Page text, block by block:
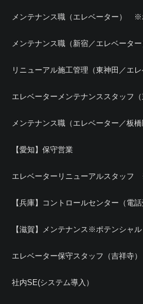
メンテナンス職（エレベーター） ※
メンテナンス職（新宿／エレベータ
リニューアル施工管理（東神田／エ
エレベーターメンテナンススタッ
メンテナンス職（エレベーター／板橋
【愛知】保守営業
エレベーターリニューアルスタッ
【兵庫】コントロールセンター（電話
【滋賀】メンテナンス※ポテンシャル
エレベーター保守スタッフ（吉祥
社内SE(システム導入）